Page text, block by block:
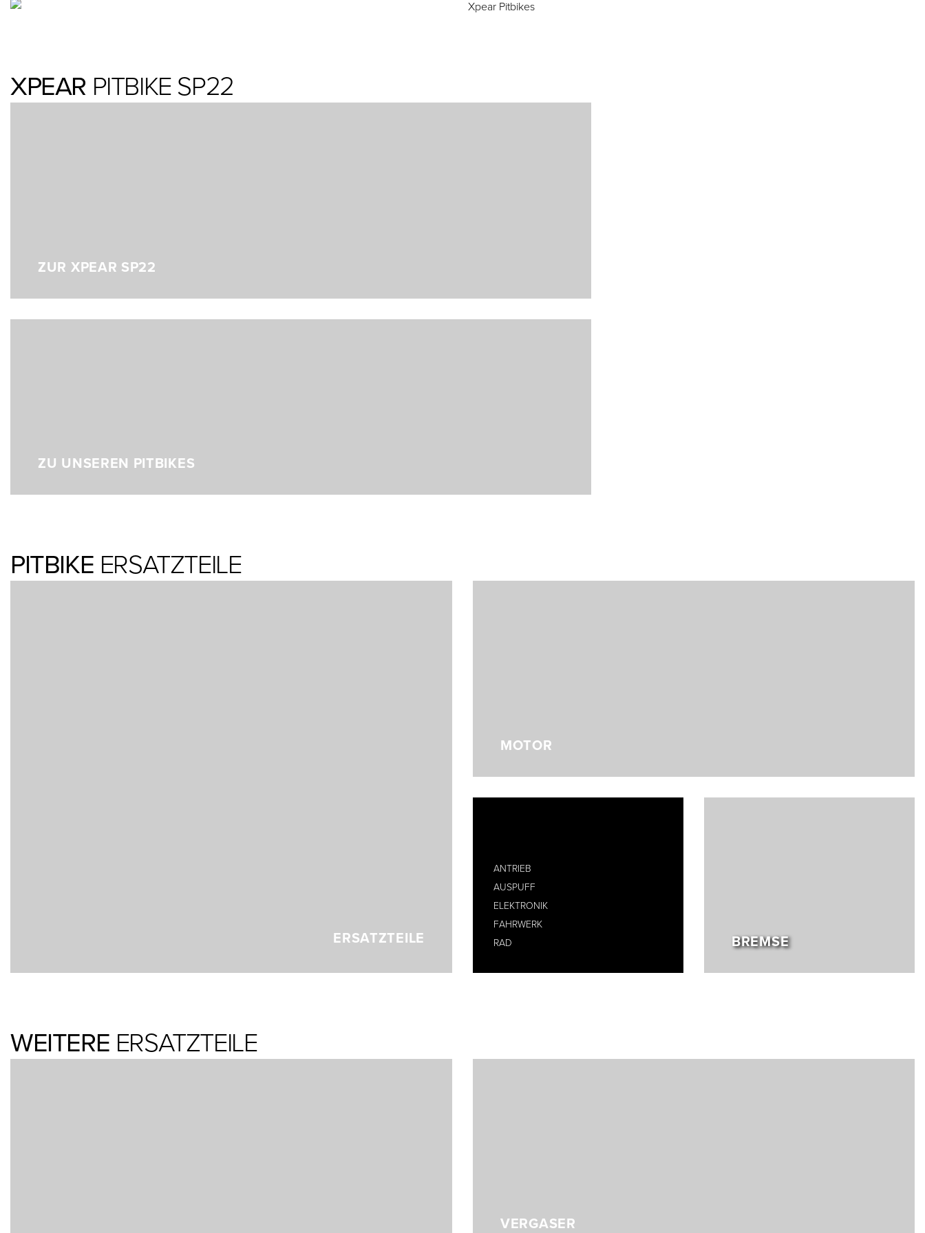
XPEAR PITBIKE SP22
ZUR XPEAR SP22
ZU UNSEREN PITBIKES
PITBIKE ERSATZTEILE
ERSATZTEILE
MOTOR
ANTRIEB
AUSPUFF
ELEKTRONIK
FAHRWERK
RAD
BREMSE
WEITERE ERSATZTEILE
VERGASER